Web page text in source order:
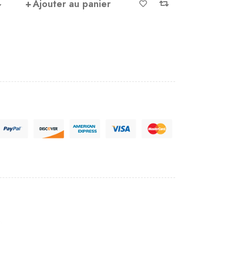
Ajouter au panier